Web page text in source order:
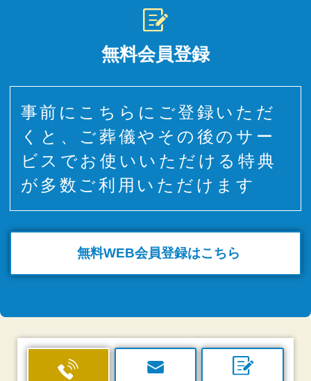
無料会員登録
事前にこちらにご登録いただ
くと、ご葬儀やその後のサー
ビスでお使いいただける特典
が多数ご利用いただけます
無料WEB会員登録はこちら